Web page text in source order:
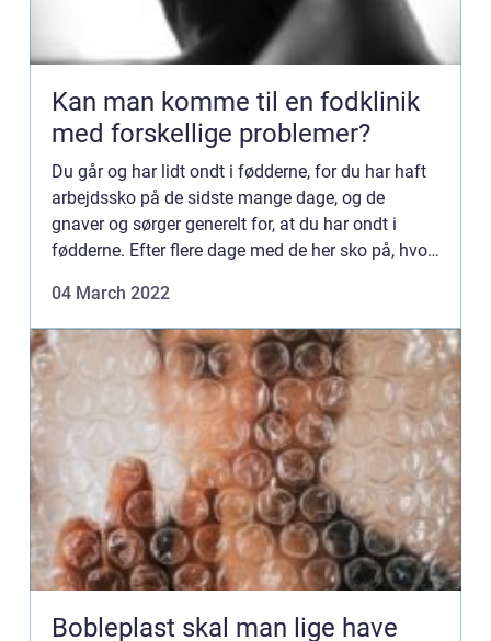
Kan man komme til en fodklinik
med forskellige problemer?
Du går og har lidt ondt i fødderne, for du har haft
arbejdssko på de sidste mange dage, og de
gnaver og sørger generelt for, at du har ondt i
fødderne. Efter flere dage med de her sko på, hvor
trænger di...
04 March 2022
Bobleplast skal man lige have